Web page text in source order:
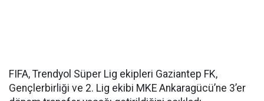
FIFA, Trendyol Süper Lig ekipleri Gaziantep FK,
Gençlerbirliği ve 2. Lig ekibi MKE Ankaragücü’ne 3’er